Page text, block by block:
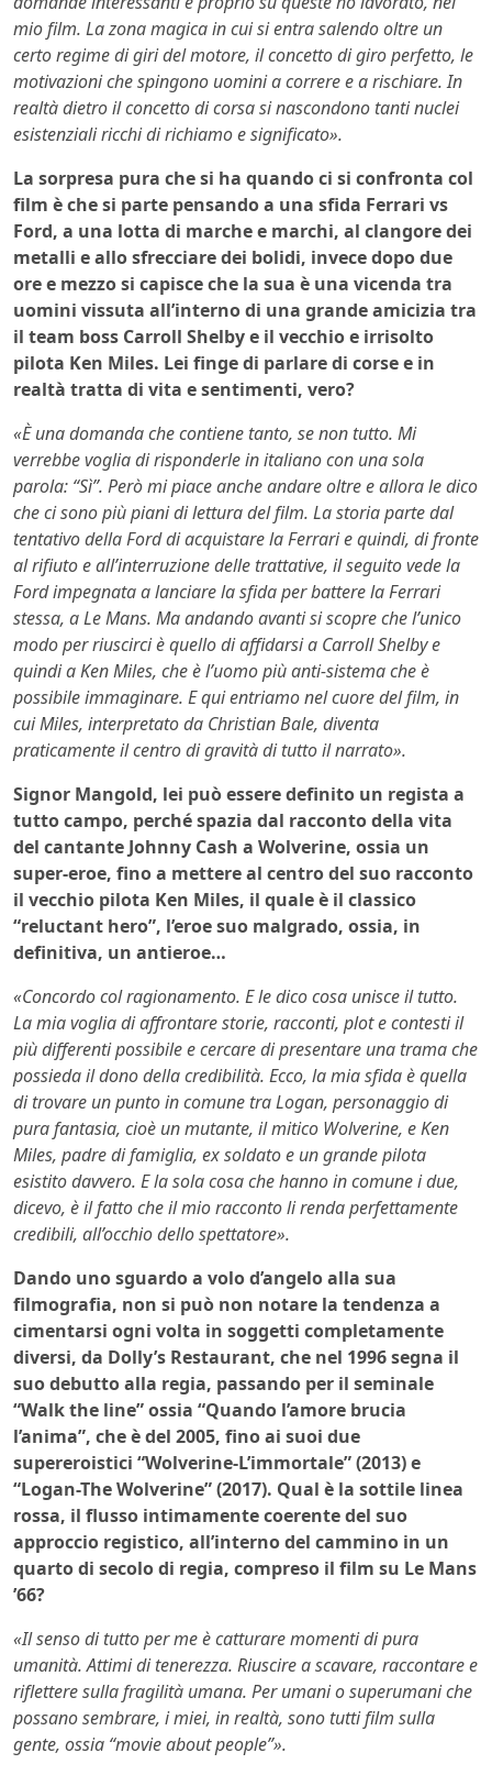
mio film. La zona magica in cui si entra salendo oltre un
certo regime di giri del motore, il concetto di giro perfetto, le
motivazioni che spingono uomini a correre e a rischiare. In
realtà dietro il concetto di corsa si nascondono tanti nuclei
esistenziali ricchi di richiamo e significato».
La sorpresa pura che si ha quando ci si confronta col
film è che si parte pensando a una sfida Ferrari vs
Ford, a una lotta di marche e marchi, al clangore dei
metalli e allo sfrecciare dei bolidi, invece dopo due
ore e mezzo si capisce che la sua è una vicenda tra
uomini vissuta all’interno di una grande amicizia tra
il team boss Carroll Shelby e il vecchio e irrisolto
pilota Ken Miles. Lei finge di parlare di corse e in
realtà tratta di vita e sentimenti, vero?
«È una domanda che contiene tanto, se non tutto. Mi
verrebbe voglia di risponderle in italiano con una sola
parola: “Sì”. Però mi piace anche andare oltre e allora le dico
che ci sono più piani di lettura del film. La storia parte dal
tentativo della Ford di acquistare la Ferrari e quindi, di fronte
al rifiuto e all’interruzione delle trattative, il seguito vede la
Ford impegnata a lanciare la sfida per battere la Ferrari
stessa, a Le Mans. Ma andando avanti si scopre che l’unico
modo per riuscirci è quello di affidarsi a Carroll Shelby e
quindi a Ken Miles, che è l’uomo più anti-sistema che è
possibile immaginare. E qui entriamo nel cuore del film, in
cui Miles, interpretato da Christian Bale, diventa
praticamente il centro di gravità di tutto il narrato».
Signor Mangold, lei può essere definito un regista a
tutto campo, perché spazia dal racconto della vita
del cantante Johnny Cash a Wolverine, ossia un
super-eroe, fino a mettere al centro del suo racconto
il vecchio pilota Ken Miles, il quale è il classico
“reluctant hero”, l’eroe suo malgrado, ossia, in
definitiva, un antieroe…
«Concordo col ragionamento. E le dico cosa unisce il tutto.
La mia voglia di affrontare storie, racconti, plot e contesti il
più differenti possibile e cercare di presentare una trama che
possieda il dono della credibilità. Ecco, la mia sfida è quella
di trovare un punto in comune tra Logan, personaggio di
pura fantasia, cioè un mutante, il mitico Wolverine, e Ken
Miles, padre di famiglia, ex soldato e un grande pilota
esistito davvero. E la sola cosa che hanno in comune i due,
dicevo, è il fatto che il mio racconto li renda perfettamente
credibili, all’occhio dello spettatore».
Dando uno sguardo a volo d’angelo alla sua
filmografia, non si può non notare la tendenza a
cimentarsi ogni volta in soggetti completamente
diversi, da Dolly’s Restaurant, che nel 1996 segna il
suo debutto alla regia, passando per il seminale
“Walk the line” ossia “Quando l’amore brucia
l’anima”, che è del 2005, fino ai suoi due
supereroistici “Wolverine-L’immortale” (2013) e
“Logan-The Wolverine” (2017). Qual è la sottile linea
rossa, il flusso intimamente coerente del suo
approccio registico, all’interno del cammino in un
quarto di secolo di regia, compreso il film su Le Mans
’66?
«Il senso di tutto per me è catturare momenti di pura
umanità. Attimi di tenerezza. Riuscire a scavare, raccontare e
riflettere sulla fragilità umana. Per umani o superumani che
possano sembrare, i miei, in realtà, sono tutti film sulla
gente, ossia “movie about people”».